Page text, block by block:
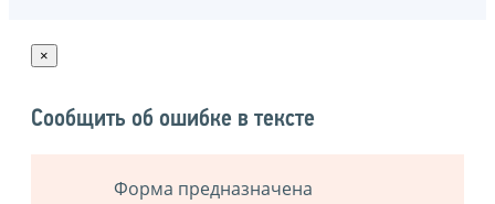
×
Сообщить об ошибке в тексте
Форма предназначена